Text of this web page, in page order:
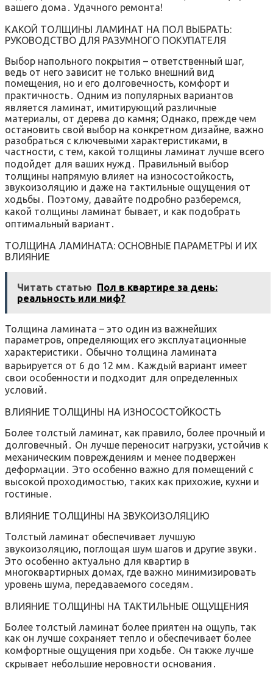
вашего дома․ Удачного ремонта!
КАКОЙ ТОЛЩИНЫ ЛАМИНАТ НА ПОЛ ВЫБРАТЬ:
РУКОВОДСТВО ДЛЯ РАЗУМНОГО ПОКУПАТЕЛЯ
Выбор напольного покрытия – ответственный шаг,
ведь от него зависит не только внешний вид
помещения, но и его долговечность, комфорт и
практичность․ Одним из популярных вариантов
является ламинат, имитирующий различные
материалы, от дерева до камня; Однако, прежде чем
остановить свой выбор на конкретном дизайне, важно
разобраться с ключевыми характеристиками, в
частности, с тем, какой толщины ламинат лучше всего
подойдет для ваших нужд․ Правильный выбор
толщины напрямую влияет на износостойкость,
звукоизоляцию и даже на тактильные ощущения от
ходьбы․ Поэтому, давайте подробно разберемся,
какой толщины ламинат бывает, и как подобрать
оптимальный вариант․
ТОЛЩИНА ЛАМИНАТА: ОСНОВНЫЕ ПАРАМЕТРЫ И ИХ
ВЛИЯНИЕ
Читать статью Пол в квартире за день:
реальность или миф?
Толщина ламината – это один из важнейших
параметров, определяющих его эксплуатационные
характеристики․ Обычно толщина ламината
варьируется от 6 до 12 мм․ Каждый вариант имеет
свои особенности и подходит для определенных
условий․
ВЛИЯНИЕ ТОЛЩИНЫ НА ИЗНОСОСТОЙКОСТЬ
Более толстый ламинат, как правило, более прочный и
долговечный․ Он лучше переносит нагрузки, устойчив к
механическим повреждениям и менее подвержен
деформации․ Это особенно важно для помещений с
высокой проходимостью, таких как прихожие, кухни и
гостиные․
ВЛИЯНИЕ ТОЛЩИНЫ НА ЗВУКОИЗОЛЯЦИЮ
Толстый ламинат обеспечивает лучшую
звукоизоляцию, поглощая шум шагов и другие звуки․
Это особенно актуально для квартир в
многоквартирных домах, где важно минимизировать
уровень шума, передаваемого соседям․
ВЛИЯНИЕ ТОЛЩИНЫ НА ТАКТИЛЬНЫЕ ОЩУЩЕНИЯ
Более толстый ламинат более приятен на ощупь, так
как он лучше сохраняет тепло и обеспечивает более
комфортные ощущения при ходьбе․ Он также лучше
скрывает небольшие неровности основания․